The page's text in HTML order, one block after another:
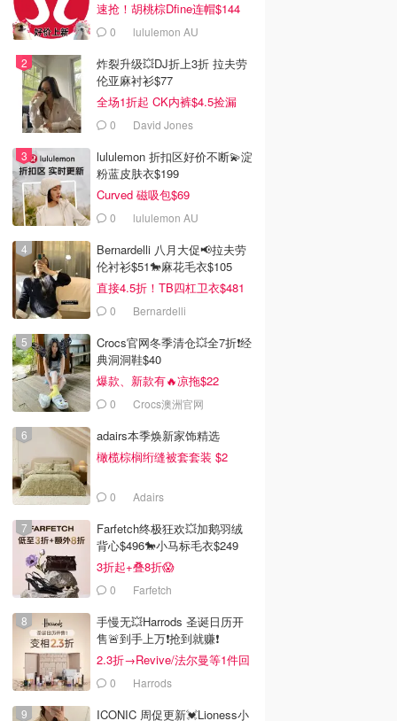
$890.00
水晶点缀
你连衣裙
去购买
Burberry 格纹羊毛羊绒
Mytheresa
去购买
速抢！胡桃棕Dfine连帽$144
0 lululemon AU
炸裂升级💥DJ折上3折 拉夫劳
伦亚麻衬衫$77
全场1折起 CK内裤$4.5捡漏
0 David Jones
lululemon 折扣区好价不断💫淀
粉蓝皮肤衣$199
Curved 磁吸包$69
0 lululemon AU
Bernardelli 八月大促📢拉夫劳
伦衬衫$51🐎麻花毛衣$105
直接4.5折！TB四杠卫衣$481
0 Bernardelli
Crocs官网冬季清仓💥全7折❗经
典洞洞鞋$40
爆款、新款有🔥凉拖$22
0 Crocs澳洲官网
adairs本季焕新家饰精选
橄榄棕榈绗缝被套套装 $2
0 Adairs
Farfetch终极狂欢💥加鹅羽绒
背心$496🐎小马标毛衣$249
3折起+叠8折😱
0 Farfetch
手慢无💥Harrods 圣诞日历开
售🚨到手上万❗️抢到就赚❗️
2.3折→Revive/法尔曼等1件回
本！0 Harrods
ICONIC 周促更新💓Lioness小